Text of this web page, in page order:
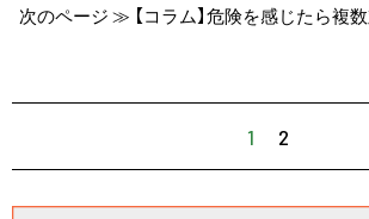
次のページ ≫ 【コラム】危険を感じたら複
1 2